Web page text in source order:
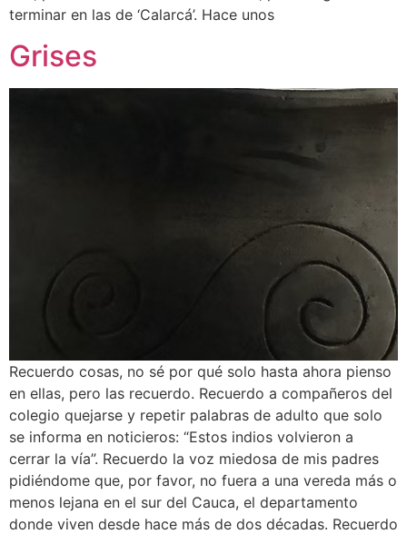
terminar en las de ‘Calarcá’. Hace unos
Grises
Recuerdo cosas, no sé por qué solo hasta ahora pienso
en ellas, pero las recuerdo. Recuerdo a compañeros del
colegio quejarse y repetir palabras de adulto que solo
se informa en noticieros: “Estos indios volvieron a
cerrar la vía”. Recuerdo la voz miedosa de mis padres
pidiéndome que, por favor, no fuera a una vereda más o
menos lejana en el sur del Cauca, el departamento
donde viven desde hace más de dos décadas. Recuerdo